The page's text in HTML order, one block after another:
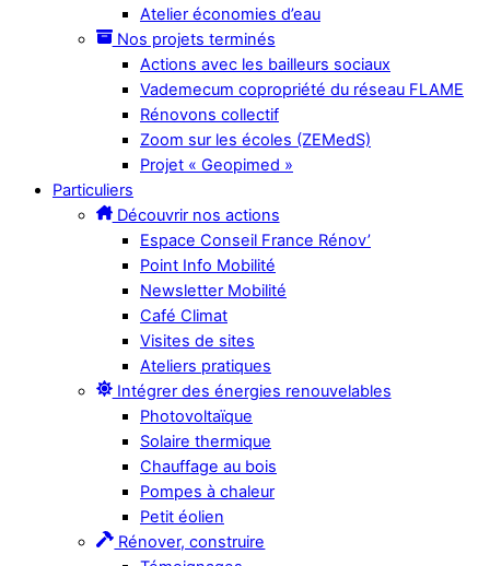
Atelier économies d’eau
Nos projets terminés
Actions avec les bailleurs sociaux
Vademecum copropriété du réseau FLAME
Rénovons collectif
Zoom sur les écoles (ZEMedS)
Projet « Geopimed »
Particuliers
Découvrir nos actions
Espace Conseil France Rénov’
Point Info Mobilité
Newsletter Mobilité
Café Climat
Visites de sites
Ateliers pratiques
Intégrer des énergies renouvelables
Photovoltaïque
Solaire thermique
Chauffage au bois
Pompes à chaleur
Petit éolien
Rénover, construire